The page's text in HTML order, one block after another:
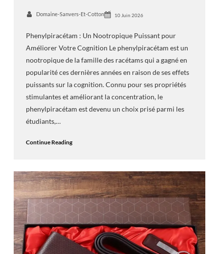
Domaine-Sanvers-Et-Cotton 10 Juin 2026
Phenylpiracétam : Un Nootropique Puissant pour
Améliorer Votre Cognition Le phenylpiracétam est un
nootropique de la famille des racétams qui a gagné en
popularité ces dernières années en raison de ses effets
puissants sur la cognition. Connu pour ses propriétés
stimulantes et améliorant la concentration, le
phenylpiracétam est devenu un choix prisé parmi les
étudiants,…
Continue Reading